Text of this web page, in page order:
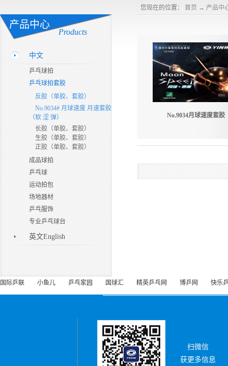
产品中心
Products
中文
乒乓球拍
乒乓球拍套胶
反胶（单胶、套胶）
No.9034# 月球速度 月速套胶
（软 涩 弹）
长胶（单胶、套胶）
生胶（单胶、套胶）
正胶（单胶、套胶）
成品球拍
乒乓球
运动拍包
场地器材
乒乓服饰
专业乒乓球台
英文English
您现在的位置： 首页 → 产品中
No.9034月球速度套胶
国际乒联 小鱼儿 乒乓家园 国球汇 精英乒乓网 博乒网 快乐
扫微信
获更多信息